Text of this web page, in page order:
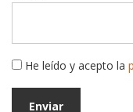
He leído y acepto la